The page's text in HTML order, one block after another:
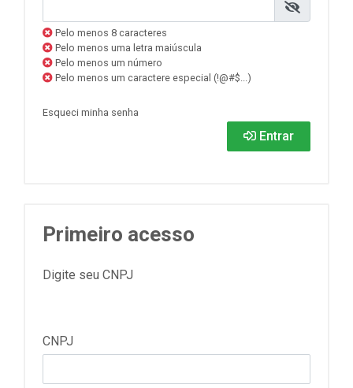
Pelo menos 8 caracteres
Pelo menos uma letra maiúscula
Pelo menos um número
Pelo menos um caractere especial (!@#$...)
Esqueci minha senha
Entrar
Primeiro acesso
Digite seu CNPJ
CNPJ